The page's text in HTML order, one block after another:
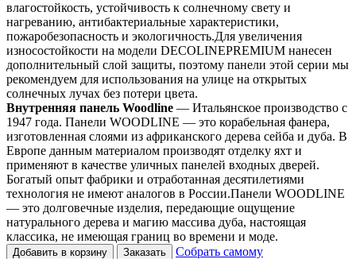
влагостойкость, устойчивость к солнечному свету и
нагреванию, антибактериальные характеристики,
пожаробезопасность и экологичность.Для увеличения
износостойкости на модели DECOLINEPREMIUM нанесен
дополнительный слой защиты, поэтому панели этой серии мы
рекомендуем для использования на улице на открытых
солнечных лучах без потери цвета.
Внутренняя панель Woodline — Итальянское производство с
1947 года. Панели WOODLINE — это корабельная фанера,
изготовленная слоями из африканского дерева сейба и дуба. В
Европе данным материалом производят отделку яхт и
применяют в качестве уличных панелей входных дверей.
Богатый опыт фабрики и отработанная десятилетиями
технология не имеют аналогов в России.Панели WOODLINE
— это долговечные изделия, передающие ощущение
натурального дерева и магию массива дуба, настоящая
классика, не имеющая границ во времени и моде.
Добавить в корзину Заказать
Собрать самому